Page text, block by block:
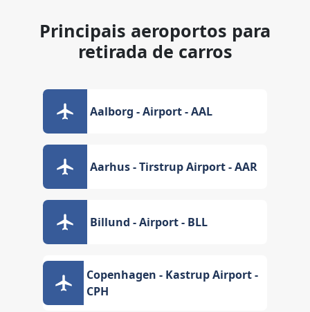
Principais aeroportos para
retirada de carros
Aalborg - Airport - AAL
Aarhus - Tirstrup Airport - AAR
Billund - Airport - BLL
Copenhagen - Kastrup Airport -
CPH